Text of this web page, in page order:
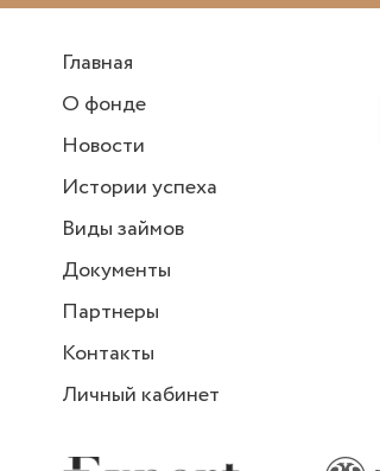
Главная
О фонде
Новости
Истории успеха
Виды займов
Документы
Партнеры
Контакты
Личный кабинет